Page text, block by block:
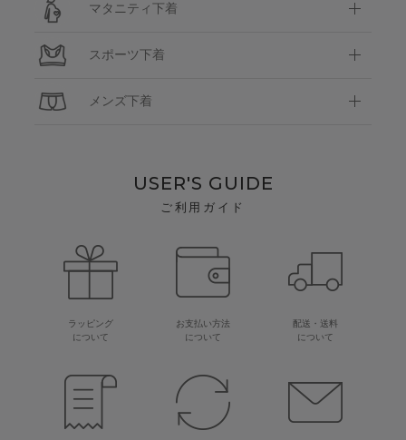
マタニティ下着
スポーツ下着
メンズ下着
USER'S GUIDE
ご利用ガイド
ラッピング
について
お支払い方法
について
配送・送料
について